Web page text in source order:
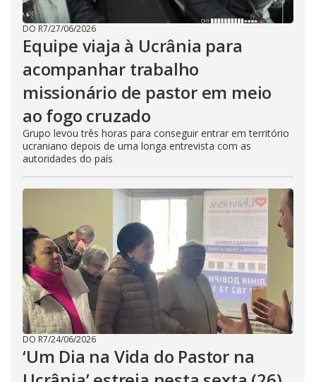
DO R7/27/06/2026
Equipe viaja à Ucrânia para
acompanhar trabalho
missionário de pastor em meio
ao fogo cruzado
Grupo levou três horas para conseguir entrar em território
ucraniano depois de uma longa entrevista com as
autoridades do país
DO R7/24/06/2026
‘Um Dia na Vida do Pastor na